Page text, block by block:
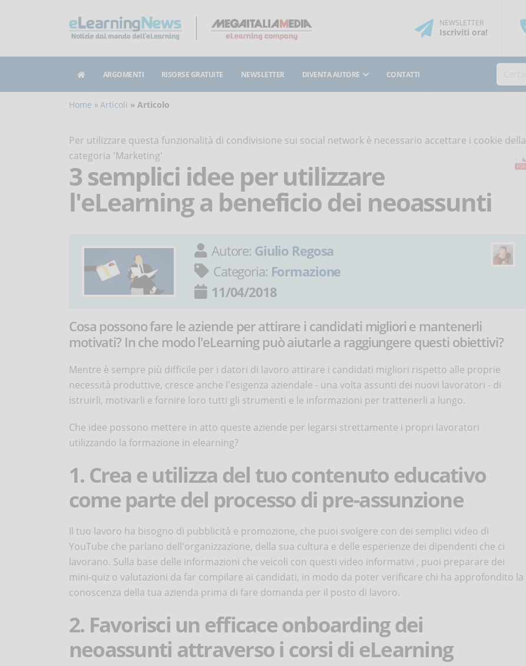
NEWSLETTER
Iscriviti ora!
ARGOMENTI RISORSE GRATUITE NEWSLETTER DIVENTA AUTORE CONTATTI
Home Articoli Articolo
Per utilizzare questa funzionalità di condivisione sui social network è necessario accettare i cookie della
categoria 'Marketing'
3 semplici idee per utilizzare
l'eLearning a beneficio dei neoassunti
Autore: Giulio Regosa
Categoria: Formazione
11/04/2018
Cosa possono fare le aziende per attirare i candidati migliori e mantenerli
motivati? In che modo l'eLearning può aiutarle a raggiungere questi obiettivi?
Mentre è sempre più difficile per i datori di lavoro attirare i candidati migliori rispetto alle proprie
necessità produttive, cresce anche l'esigenza aziendale - una volta assunti dei nuovi lavoratori - di
istruirli, motivarli e fornire loro tutti gli strumenti e le informazioni per trattenerli a lungo.
Che idee possono mettere in atto queste aziende per legarsi strettamente i propri lavoratori
utilizzando la formazione in elearning?
1. Crea e utilizza del tuo contenuto educativo
come parte del processo di pre-assunzione
Il tuo lavoro ha bisogno di pubblicità e promozione, che puoi svolgere con dei semplici video di
YouTube che parlano dell'organizzazione, della sua cultura e delle esperienze dei dipendenti che ci
lavorano. Sulla base delle informazioni che veicoli con questi video informativi , puoi preparare dei
mini-quiz o valutazioni da far compilare ai candidati, in modo da poter verificare chi ha approfondito la
conoscenza della tua azienda prima di fare domanda per il posto di lavoro.
2. Favorisci un efficace onboarding dei
neoassunti attraverso i corsi di eLearning